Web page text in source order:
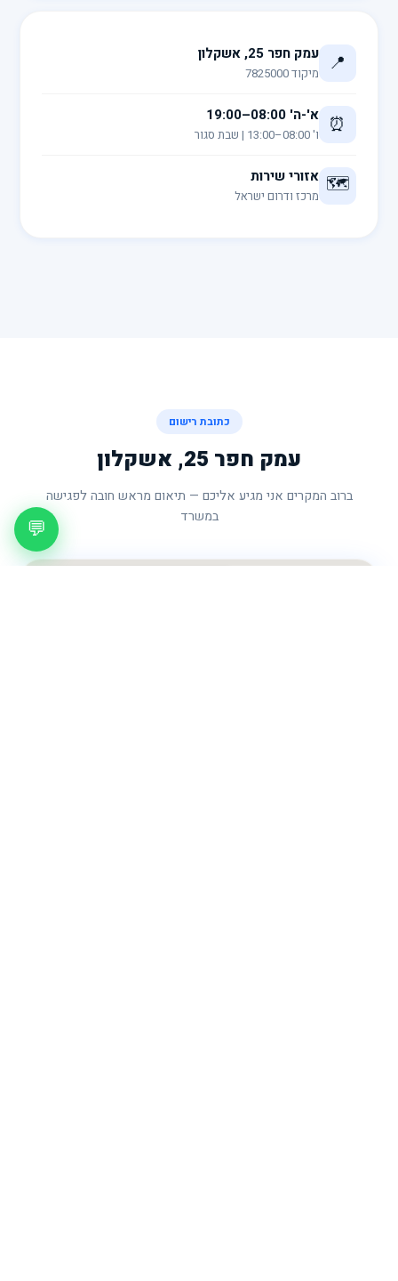
📍 עמק חפר 25, אשקלון
מיקוד 7825000
⏰ א'-ה' 08:00–19:00
ו' 08:00–13:00 | שבת סגור
🗺️ אזורי שירות
מרכז ודרום ישראל
כתובת רישום
עמק חפר 25, אשקלון
ברוב המקרים אני מגיע אליכם — תיאום מראש חובה לפגישה
במשרד
💬